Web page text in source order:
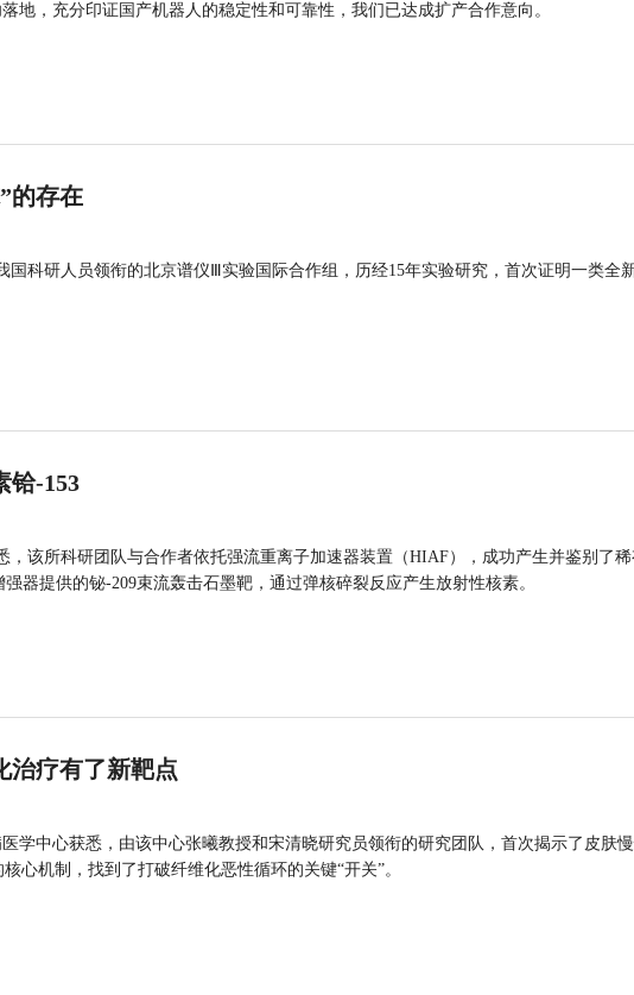
地，充分印证国产机器人的稳定性和可靠性，我们已达成扩产合作意向。
的存在
国科研人员领衔的北京谱仪Ⅲ实验国际合作组，历经15年实验研究，首次证明一类全
铪-153
，该所科研团队与合作者依托强流重离子加速器装置（HIAF），成功产生并鉴别了
器提供的铋-209束流轰击石墨靶，通过弹核碎裂反应产生放射性核素。
治疗有了新靶点
学中心获悉，由该中心张曦教授和宋清晓研究员领衔的研究团队，首次揭示了皮肤
心机制，找到了打破纤维化恶性循环的关键“开关”。